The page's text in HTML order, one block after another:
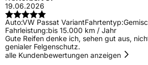
19.06.2026
Auto:VW Passat VariantFahrtentyp:
Fahrleistung:bis 15.000 km / Jahr
Gute Reifen denke ich, sehen gut aus,
genialer Felgenschutz.
alle Kundenbewertungen anzeigen